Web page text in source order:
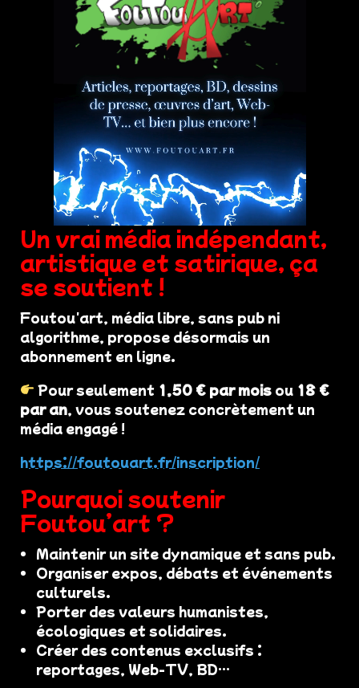
Un vrai média indépendant,
artistique et satirique, ça
se soutient !
Foutou'art, média libre, sans pub ni
algorithme, propose désormais un
abonnement en ligne.
Pour seulement 1,50 € par mois ou 18 €
par an, vous soutenez concrètement un
média engagé !
https://foutouart.fr/inscription/
Pourquoi soutenir
Foutou’art ?
Maintenir un site dynamique et sans pub.
Organiser expos, débats et événements
culturels.
Porter des valeurs humanistes,
écologiques et solidaires.
Créer des contenus exclusifs :
reportages, Web-TV, BD…